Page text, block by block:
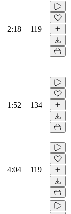
2:18 119
1:52 134
4:04 119